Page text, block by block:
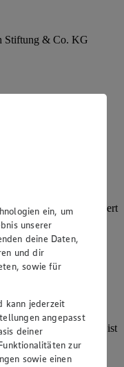
Stiftung & Co. KG
§ 27a UStG:
(Geschäftsführer), Gert
(Geschäftsführer),
geschützt. Der
den auf dieser
zu
des Urheberrechts ist
von Bildmaterial
ein, um
unserer
deine Daten,
und dir
sowie für
kann jederzeit
angepasst
deiner
zur
sowie einen